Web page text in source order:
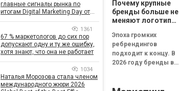
Почему крупные
бренды больше не
меняют логотипы
Эпоха громких
ребрендингов
подходит к концу. В
2026 году бренды всё
главные сигналы рынка по
итогам Digital Marketing Day от
1361
67 % маркетологов до сих пор
допускают одну и ту же ошибку,
хотя знают, что она не работает
1034
Наталья Морозова стала членом
международного жюри 2026